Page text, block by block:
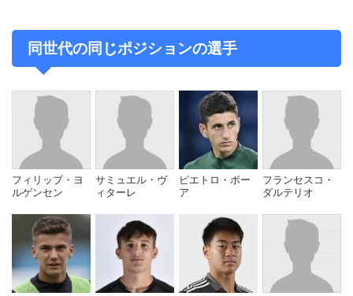
同世代の同じポジションの選手
フィリップ・ヨ
ルゲンセン
サミュエル・ヴ
ィターレ
ピエトロ・ボー
ア
フランセスコ・
ダルテリオ